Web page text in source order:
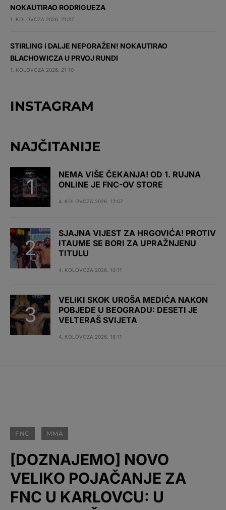
NOKAUTIRAO RODRIGUEZA
1. KOLOVOZA 2026. 21:37
STIRLING I DALJE NEPORAŽEN! NOKAUTIRAO
BLACHOWICZA U PRVOJ RUNDI
1. KOLOVOZA 2026. 21:10
INSTAGRAM
NAJČITANIJE
NEMA VIŠE ČEKANJA! OD 1. RUJNA
ONLINE JE FNC-OV STORE
4. KOLOVOZA 2026. 12:07
SJAJNA VIJEST ZA HRGOVIĆA! PROTIV
ITAUME SE BORI ZA UPRAŽNJENU
TITULU
4. KOLOVOZA 2026. 10:11
VELIKI SKOK UROŠA MEDIĆA NAKON
POBJEDE U BEOGRADU: DESETI JE
VELTERAŠ SVIJETA
4. KOLOVOZA 2026. 16:11
FNC MMA
[DOZNAJEMO] NOVO
VELIKO POJAČANJE ZA
FNC U KARLOVCU: U